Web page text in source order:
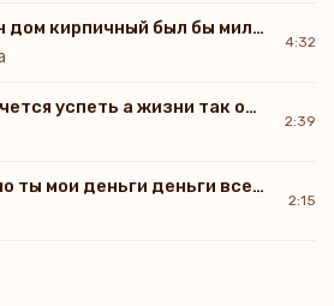
в сердце песня не слышна.
ли зинька так страшна.
а она кричит Дурак
а разденусь я и так
ведь у них такой закон.
вливают силикон.
родной забой.
Мне не нужен дом кирпичный был бы милый симпатичный
4:32
Как много хочется успеть а жизни так осталось мало
2:39
Мне тебя мало ты мои деньги деньги всегда мало
2:15